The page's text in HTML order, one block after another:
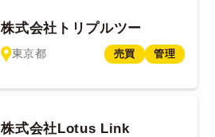
株式会社トリプルツー
東京都 売買 管理
株式会社Lotus Link